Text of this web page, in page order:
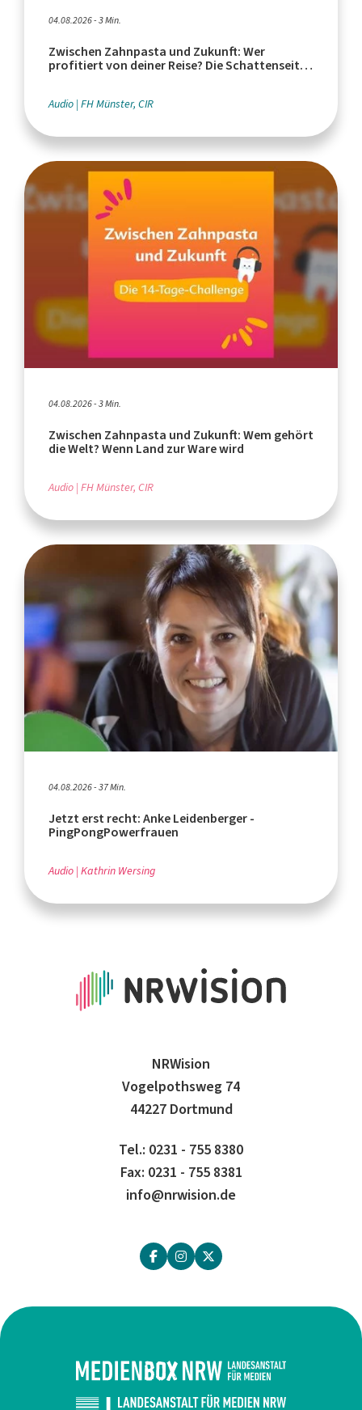
04.08.2026 - 3 Min.
Zwischen Zahnpasta und Zukunft: Wer
profitiert von deiner Reise? Die Schattenseiten
Audio FH Münster, CIR
04.08.2026 - 3 Min.
Zwischen Zahnpasta und Zukunft: Wem gehört
die Welt? Wenn Land zur Ware wird
Audio FH Münster, CIR
04.08.2026 - 37 Min.
Jetzt erst recht: Anke Leidenberger -
PingPongPowerfrauen
Audio Kathrin Wersing
NRWision
Vogelpothsweg 74
44227 Dortmund
Tel.: 0231 - 755 8380
Fax: 0231 - 755 8381
info@nrwision.de